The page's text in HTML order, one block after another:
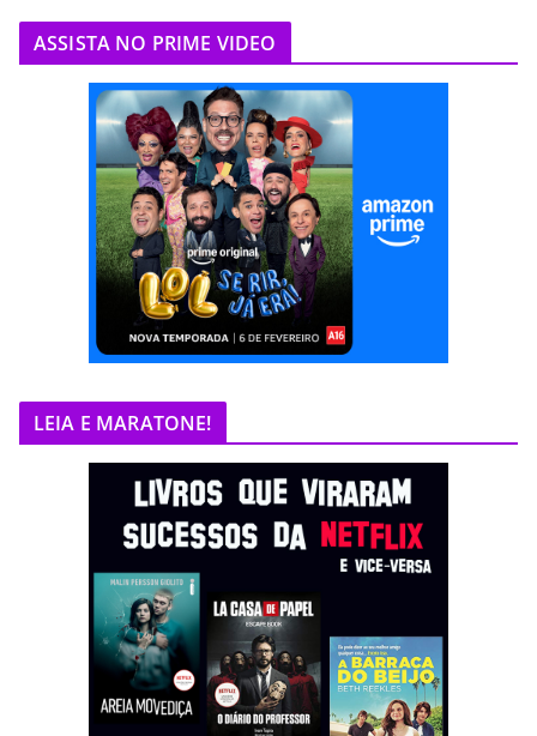
ASSISTA NO PRIME VIDEO
LEIA E MARATONE!